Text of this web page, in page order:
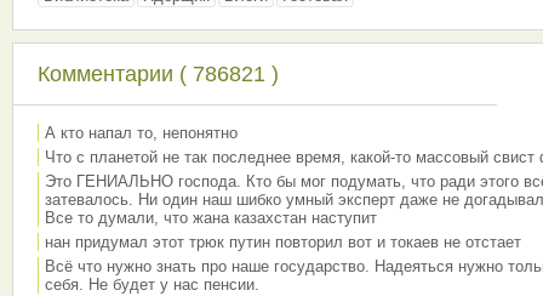
Комментарии ( 786821 )
А кто напал то, непонятно
Что с планетой не так последнее время, какой-то массовый свист
Это ГЕНИАЛЬНО господа. Кто бы мог подумать, что ради этого
затевалось. Ни один наш шибко умный эксперт даже не
Все то думали, что жана казахстан наступит
нан придумал этот трюк путин повторил вот и токаев не отстает
Всё что нужно знать про наше государство. Надеяться нужно
себя. Не будет у нас пенсии.